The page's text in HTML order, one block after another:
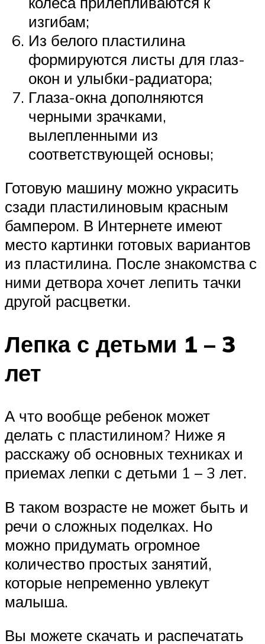
изгибам;
Из белого пластилина
формируются листы для глаз-
окон и улыбки-радиатора;
Глаза-окна дополняются
черными зрачками,
вылепленными из
соответствующей основы;
Готовую машину можно украсить
сзади пластилиновым красным
бампером. В Интернете имеют
место картинки готовых вариантов
из пластилина. После знакомства с
ними детвора хочет лепить тачки
другой расцветки.
Лепка с детьми 1 – 3
лет
А что вообще ребенок может
делать с пластилином? Ниже я
расскажу об основных техниках и
приемах лепки с детьми 1 – 3 лет.
В таком возрасте не может быть и
речи о сложных поделках. Но
можно придумать огромное
количество простых занятий,
которые непременно увлекут
малыша.
Вы можете скачать и распечатать